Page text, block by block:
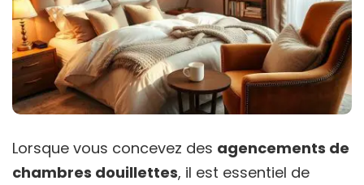
Lorsque vous concevez des agencements de
chambres douillettes, il est essentiel de